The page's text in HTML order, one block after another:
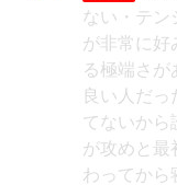
ない・テン
が非常に好
る極端さが
良い人だ
てないから
が攻めと最
わってから